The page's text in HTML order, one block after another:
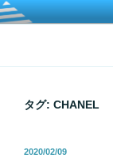
コ
ン
ン
ATSUKO
written by Atsuko
タグ: CHANEL
投
2020/02/09